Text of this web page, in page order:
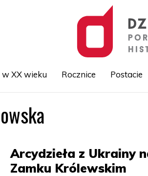
w XX wieku Rocznice Postacie
Arcydzieła z Ukrainy
Zamku Królewskim